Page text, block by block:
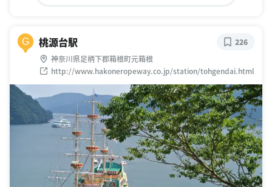
G 桃源台駅
神奈川県足柄下郡箱根町元箱根
http://www.hakoneropeway.co.jp/station/tohgendai.html
226